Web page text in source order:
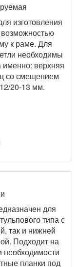
изготовления
к раме. Для
необходимы
верхняя
со смещением
20-13 мм.
для
типа с
так и нижней
Подходит на
планки под